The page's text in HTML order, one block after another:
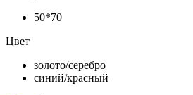
50*70
Цвет
золото/серебро
синий/красный